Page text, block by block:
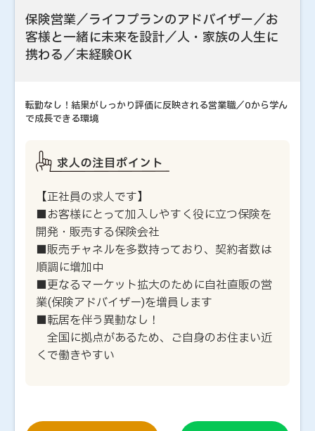
保険営業／ライフプランのアドバイザー／お
客様と一緒に未来を設計／人・家族の人生に
携わる／未経験OK
転勤なし！結果がしっかり評価に反映される営業職／0から学ん
で成長できる環境
【正社員の求人です】
■お客様にとって加入しやすく役に立つ保険を
開発・販売する保険会社
■販売チャネルを多数持っており、契約者数は
順調に増加中
■更なるマーケット拡大のために自社直販の営
業(保険アドバイザー)を増員します
■転居を伴う異動なし！
全国に拠点があるため、ご自身のお住まい近
くで働きやすい